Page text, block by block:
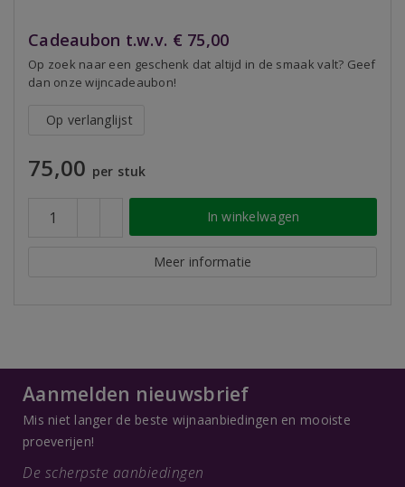
Cadeaubon t.w.v. € 75,00
Op zoek naar een geschenk dat altijd in de smaak valt? Geef
dan onze wijncadeaubon!
Op verlanglijst
75,00 per stuk
In winkelwagen
Meer informatie
Aanmelden nieuwsbrief
Mis niet langer de beste wijnaanbiedingen en mooiste
proeverijen!
De scherpste aanbiedingen